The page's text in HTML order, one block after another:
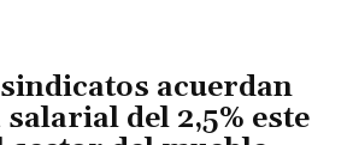
acuerdan
del 2,5% este